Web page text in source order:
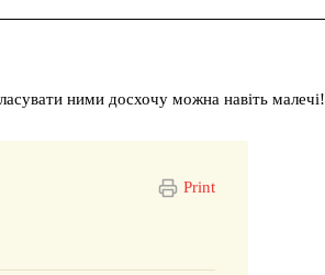
ними досхочу можна навіть малечі!
Print